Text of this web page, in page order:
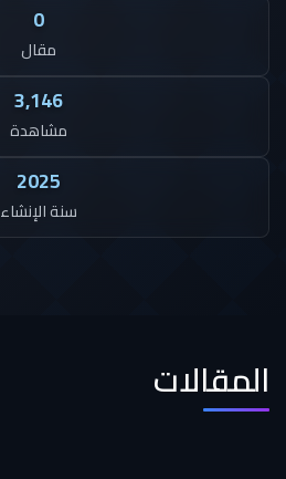
0
مقال
3,146
مشاهدة
2025
سنة الإنشاء
المقالات